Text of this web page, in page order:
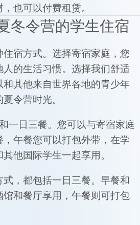
也可以付费租赁。
冬令营的学生住宿
宿方式。选择寄宿家庭，您
的生活习惯。选择我们舒适
其他来自世界各地的青少年
令营时光。
一日三餐。您可以与寄宿家庭
午餐您可以打包外带，在学
他国际学生一起享用。
，都包括一日三餐。早餐和
和餐厅享用，午餐则可打包